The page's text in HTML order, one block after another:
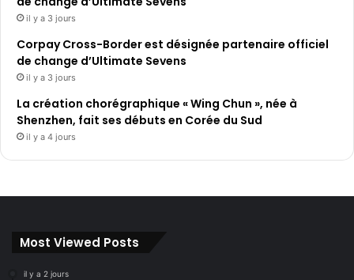
il y a 3 jours
Corpay Cross-Border est désignée partenaire officiel
de change d’Ultimate Sevens
il y a 3 jours
La création chorégraphique « Wing Chun », née à
Shenzhen, fait ses débuts en Corée du Sud
il y a 4 jours
Most Viewed Posts
il y a 2 jours